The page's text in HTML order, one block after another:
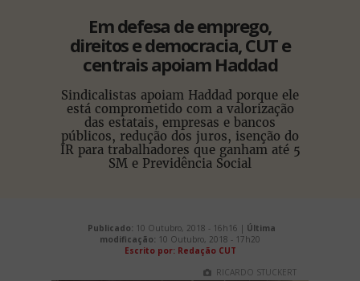
Em defesa de emprego,
direitos e democracia, CUT e
centrais apoiam Haddad
Sindicalistas apoiam Haddad porque ele
está comprometido com a valorização
das estatais, empresas e bancos
públicos, redução dos juros, isenção do
IR para trabalhadores que ganham até 5
SM e Previdência Social
Publicado: 10 Outubro, 2018 - 16h16 | Última
modificação: 10 Outubro, 2018 - 17h20
Escrito por: Redação CUT
RICARDO STUCKERT